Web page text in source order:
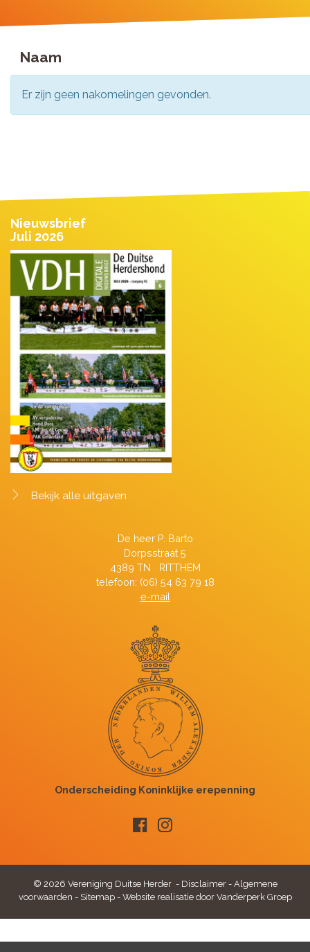
Naam
Er zijn geen nakomelingen gevonden.
Nieuwsbrief
Juli 2026
Bekijk alle uitgaven
De heer P. Barto
Dorpsstraat 5
4389 TN RITTHEM
telefoon: (06) 54 63 79 18
e-mail
© 2026 Vereniging Duitse Herder - Disclaimer- Algemene
voorwaarden - Sitemap- Website realisatie door Vanderperk Groep